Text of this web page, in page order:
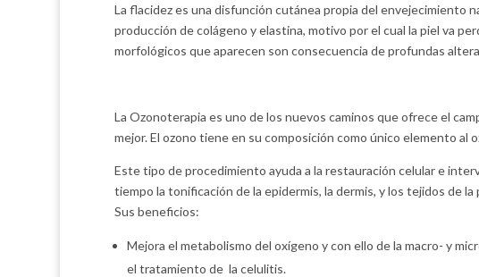
La flacidez es una disfunción cutánea propia del envejecimiento
producción de colágeno y elastina, motivo por el cual la piel va
morfológicos que aparecen son consecuencia de profundas
La Ozonoterapia es uno de los nuevos caminos que ofrece el
mejor. El ozono tiene en su composición como único elemento al
Este tipo de procedimiento ayuda a la restauración celular e
tiempo la tonificación de la epidermis, la dermis, y los tejidos de la
Sus beneficios:
Mejora el metabolismo del oxígeno y con ello de la macro- y
el tratamiento de la celulitis.